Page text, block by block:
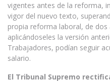
vigentes antes de la reforma,
vigor del nuevo texto,
propia reforma laboral, de dos
aplicándoseles la versión
Trabajadores, podían seguir
salario.
El Tribunal Supremo